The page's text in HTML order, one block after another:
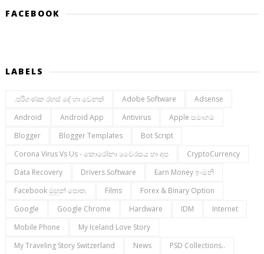
FACEBOOK
LABELS
.පරිගණක රහස් දේ හා වෙනත් Adobe Software
Adsense
Android
Android App Antivirus
Apple සමාගම
Blogger
Blogger Templates
Bot Script
Corona Virus Vs Us - කොරෝනා වෛරසය හා අප
CryptoCurrency
Data Recovery
Drivers Software
Earn Money ඉ-මනි
Facebook මුහුන් පොත.
Films
Forex & Binary Option
Google
Google Chrome Hardware IDM
Internet
Mobile Phone
My Iceland Love Story
My Traveling Story Switzerland
News
PSD Collections..